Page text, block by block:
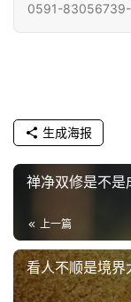
0591-
生成海报
禅净双修是不是
上一篇
看人不顺是境界